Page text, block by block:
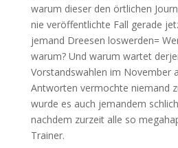
warum dieser den örtlichen
nie veröffentlichte Fall gerade
jemand Dreesen loswerden=
warum? Und warum wartet
Vorstandswahlen im November
Antworten vermochte niemand
wurde es auch jemandem
nachdem zurzeit alle so
Trainer.